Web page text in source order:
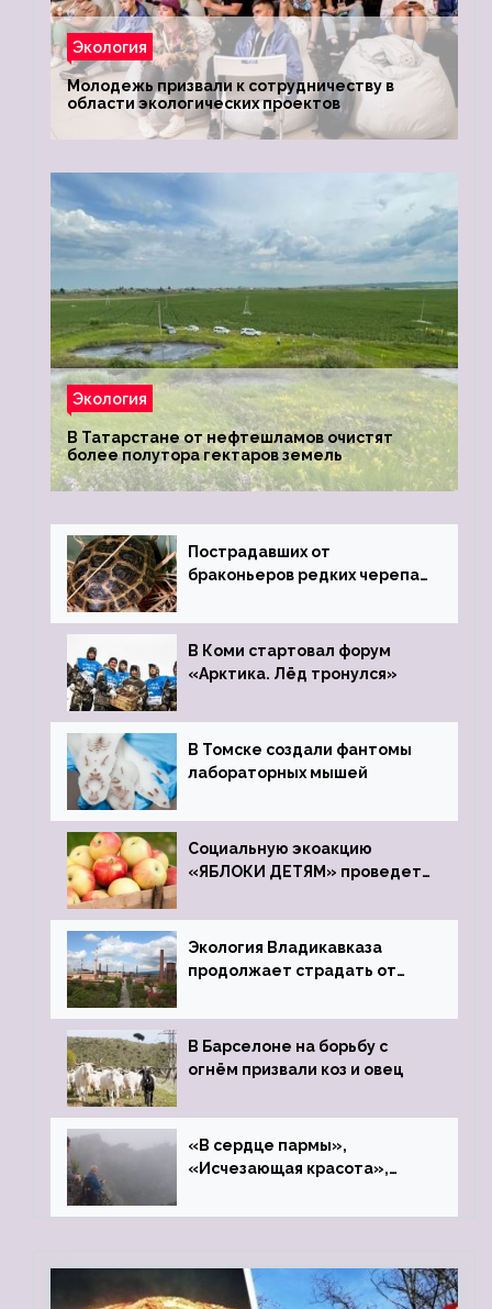
Экология
Молодежь призвали к сотрудничеству в
области экологических проектов
Экология
В Татарстане от нефтешламов очистят
более полутора гектаров земель
Пострадавших от
браконьеров редких черепах
зоопарк
В Коми стартовал форум
«Арктика. Лёд тронулся»
В Томске создали фантомы
лабораторных мышей
Социальную экоакцию
«ЯБЛОКИ ДЕТЯМ» проведет
Экология Владикавказа
продолжает страдать от
В Барселоне на борьбу с
огнём призвали коз и овец
«В сердце пармы»,
«Исчезающая красота»,